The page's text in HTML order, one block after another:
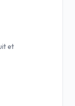
et